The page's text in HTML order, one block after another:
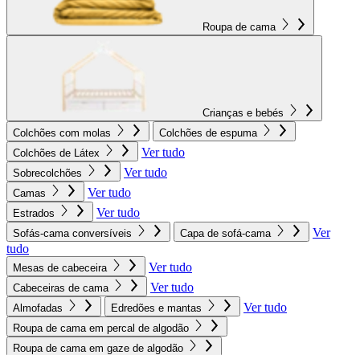
Roupa de cama
Crianças e bebés
Colchões com molas
Colchões de espuma
Colchões de Látex
Ver tudo
Sobrecolchões Ver tudo
Camas Ver tudo
Estrados Ver tudo
Sofás-cama conversíveis Capa de sofá-cama
Ver
tudo
Mesas de cabeceira Ver tudo
Cabeceiras de cama Ver tudo
Almofadas Edredões e mantas Ver tudo
Roupa de cama em percal de algodão
Roupa de cama em gaze de algodão